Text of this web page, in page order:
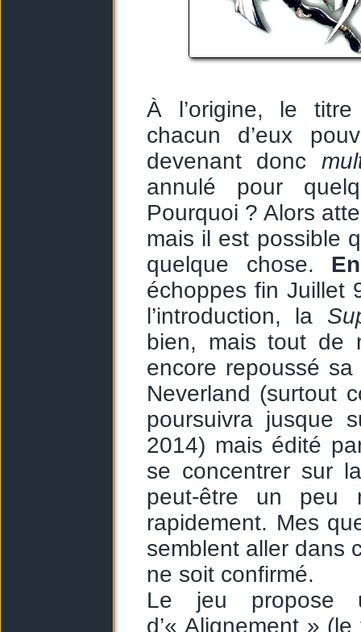
À l’origine, le
chacun d’eux
devenant donc
annulé pour
Pourquoi ? Alors
mais il est possible
quelque chose.
échoppes fin Juillet
l’introduction, la
bien, mais tout de
encore repoussé
Neverland (surtout
poursuivra jusque
2014) mais édité
se concentrer sur
peut-être un peu
rapidement. Mes
semblent aller dans
ne soit confirmé.
Le jeu propose
d’« Alignement »